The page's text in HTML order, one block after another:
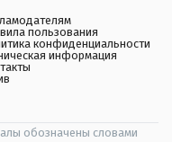
пользования
конфиденциальности
информация
обозначены словами